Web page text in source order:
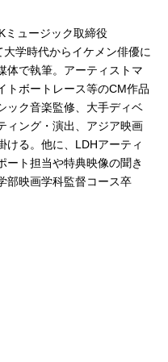
ミュージック取締役
大学時代からイケメン俳優に
体で執筆。アーティストマ
トボートレース等のCM作品
ック音楽監修、大手ディベ
ィング・演出、アジア映画
ける。他に、LDHアーティ
ート担当や特典映像の聞き
部映画学科監督コース卒